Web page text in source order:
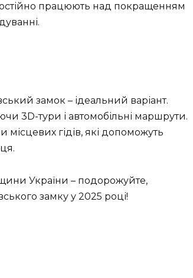
працюють над покращенням
замок – ідеальний варіант.
3D-тури і автомобільні маршрути.
місцевих гідів, які допоможуть
України – подорожуйте,
замку у 2025 році!